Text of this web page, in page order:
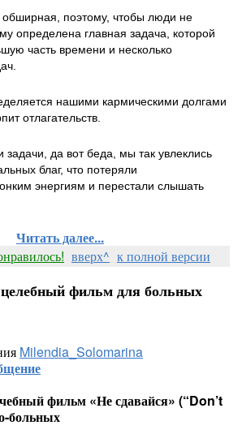
обширная, поэтому, чтобы люди не
определена главная задача, которой
часть времени и несколько
нашими кармическими долгами
отлагательств.
да вот беда, мы так увлеклись
благ, что потеряли
энергиям и перестали слышать
Читать далее...
вверх^ к полной версии
фильм для больных
Milendia_Solomarina
фильм «Не сдавайся» (“Don’t
больных